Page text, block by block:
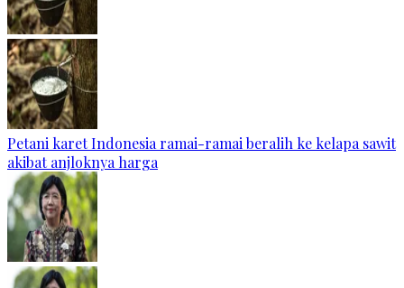
Petani karet Indonesia ramai-ramai beralih ke kelapa sawit
akibat anjloknya harga